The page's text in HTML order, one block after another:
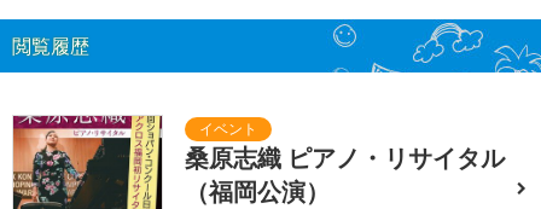
閲覧履歴
桑原志織 ピアノ・リサイタル
（福岡公演）